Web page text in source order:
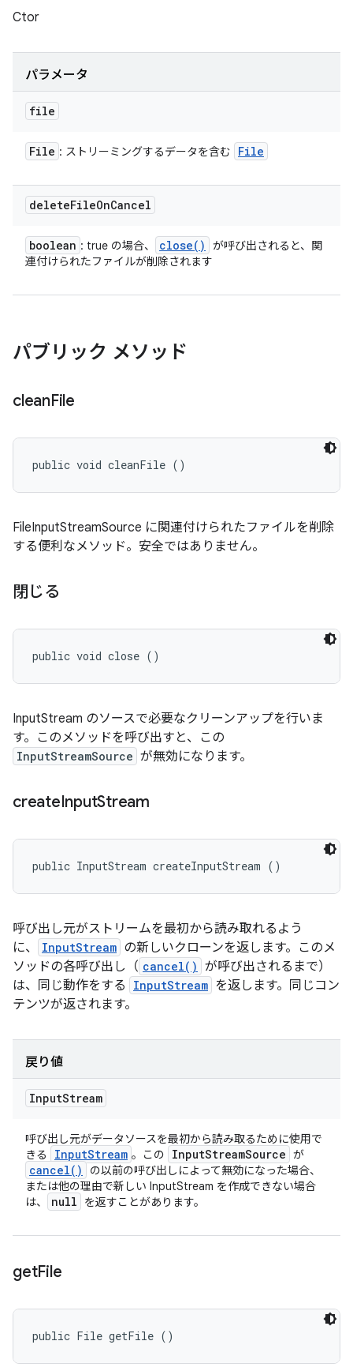
Ctor
パラメータ
file
File : ストリーミングするデータを含む File
deleteFileOnCancel
boolean : true の場合、 close( )
が呼び出されると、関
連付けられたファイルが削除されます
パブリック メソッド
cleanFile
public void cleanFile ()
FileInputStreamSource に関連付けられたファイルを削除
する便利なメソッド。安全ではありません。
閉じる
public void close ()
InputStream のソースで必要なクリーンアップを行いま
す。このメソッドを呼び出すと、この
InputStreamSource が無効になります。
createInputStream
public InputStream createInputStream ()
呼び出し元がストリームを最初から読み取れるよう
に、
InputStream の新しいクローンを返します。このメ
ソッドの各呼び出し（ cancel() が呼び出されるまで）
は、同じ動作をする
InputStream を返します。同じコン
テンツが返されます。
戻り値
InputStream
呼び出し元がデータソースを最初から読み取るために使用で
きる
InputStream 。この InputStreamSource が
cancel( )
の以前の呼び出しによって無効になった場合、
または他の理由で新しい InputStream を作成できない場合
は、
null を返すことがあります。
getFile
public File getFile ()